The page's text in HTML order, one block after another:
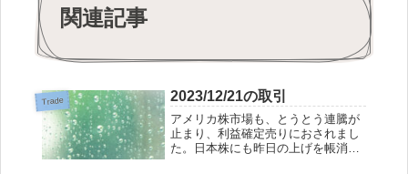
関連記事
Trade 2023/12/21の取引
アメリカ株市場も、とうとう連騰が
止まり、利益確定売りにおされまし
た。日本株にも昨日の上げを帳消し